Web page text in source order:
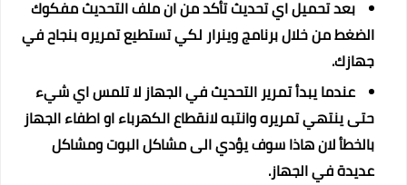
بعد تحميل اي تحديث تأكد من ان ملف التحديث مفكوك
الضغط من خلال برنامج وينرار لكي تستطيع تمريره بنجاح في
جهازك.
عندما يبدأ تمرير التحديث في الجهاز لا تلمس اي شيء
حتى ينتهي تمريره وانتبه لانقطاع الكهرباء او اطفاء الجهاز
بالخطأ لان هاذا سوف يؤدي الى مشاكل البوت ومشاكل
عديدة في الجهاز.